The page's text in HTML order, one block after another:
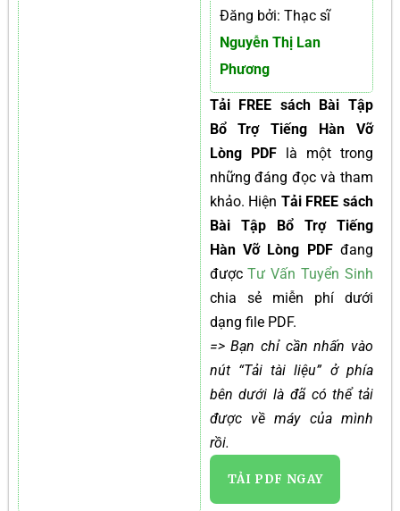
Đăng bởi: Thạc sĩ
Nguyễn Thị Lan
Phương
Tải FREE sách Bài Tập
Bổ Trợ Tiếng Hàn Vỡ
Lòng PDFlà một trong
những đáng đọc và tham
khảo. Hiện Tải FREE sách
Bài Tập Bổ Trợ Tiếng
Hàn Vỡ Lòng PDF đang
đượcTư Vấn Tuyển Sinh
chia sẻ miễn phí dưới
dạng file PDF.
=> Bạn chỉ cần nhấn vào
nút “Tải tài liệu” ở phía
bên dưới là đã có thể tải
được về máy của mình
rồi.
TẢI PDF NGAY